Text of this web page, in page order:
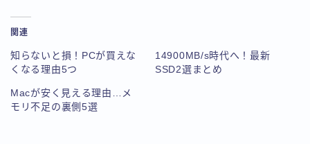
関連
知らないと損！PCが買えな
くなる理由5つ
14900MB/s時代へ！最新
SSD2選まとめ
Macが安く見える理由…メ
モリ不足の裏側5選